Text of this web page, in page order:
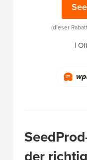
(dieser
|